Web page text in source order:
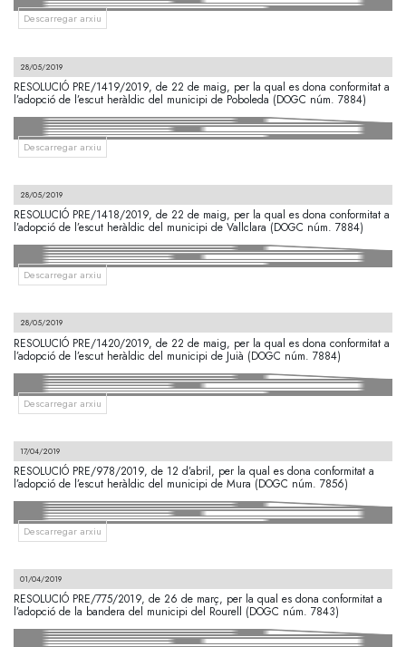
Descarregar arxiu
28/05/2019
RESOLUCIÓ PRE/1419/2019, de 22 de maig, per la qual es dona conformitat a
l’adopció de l’escut heràldic del municipi de Poboleda (DOGC núm. 7884)
Descarregar arxiu
28/05/2019
RESOLUCIÓ PRE/1418/2019, de 22 de maig, per la qual es dona conformitat a
l’adopció de l’escut heràldic del municipi de Vallclara (DOGC núm. 7884)
Descarregar arxiu
28/05/2019
RESOLUCIÓ PRE/1420/2019, de 22 de maig, per la qual es dona conformitat a
l’adopció de l’escut heràldic del municipi de Juià (DOGC núm. 7884)
Descarregar arxiu
17/04/2019
RESOLUCIÓ PRE/978/2019, de 12 d’abril, per la qual es dona conformitat a
l’adopció de l’escut heràldic del municipi de Mura (DOGC núm. 7856)
Descarregar arxiu
01/04/2019
RESOLUCIÓ PRE/775/2019, de 26 de març, per la qual es dona conformitat a
l’adopció de la bandera del municipi del Rourell (DOGC núm. 7843)